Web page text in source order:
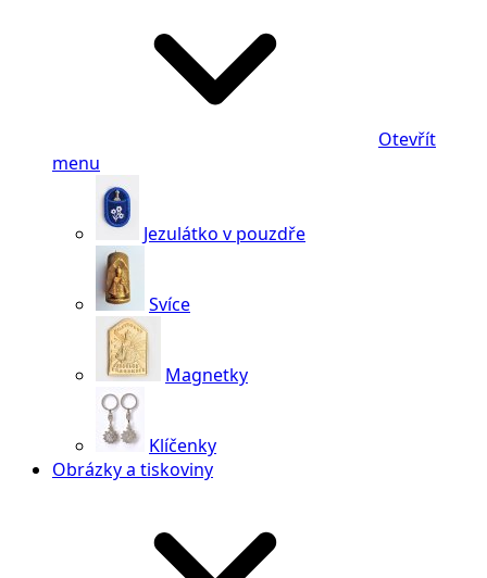
Otevřít
menu
Jezulátko v pouzdře
Svíce
Magnetky
Klíčenky
Obrázky a tiskoviny